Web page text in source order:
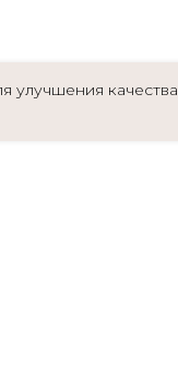
улучшения качества